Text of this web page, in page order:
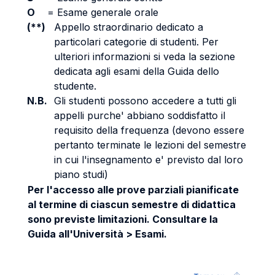
O
= Esame generale orale
(**)
Appello straordinario dedicato a
particolari categorie di studenti. Per
ulteriori informazioni si veda la sezione
dedicata agli esami della Guida dello
studente.
N.B. Gli studenti possono accedere a tutti gli
appelli purche' abbiano soddisfatto il
requisito della frequenza (devono essere
pertanto terminate le lezioni del semestre
in cui l'insegnamento e' previsto dal loro
piano studi)
Per l'accesso alle prove parziali pianificate
al termine di ciascun semestre di didattica
sono previste limitazioni. Consultare la
Guida all'Università > Esami.